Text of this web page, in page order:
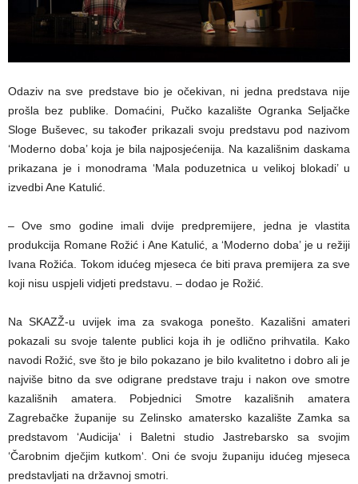
Odaziv na sve predstave bio je očekivan, ni jedna predstava nije
prošla bez publike. Domaćini, Pučko kazalište Ogranka Seljačke
Sloge Buševec, su također prikazali svoju predstavu pod nazivom
‘Moderno doba’ koja je bila najposjećenija. Na kazališnim daskama
prikazana je i monodrama ‘Mala poduzetnica u velikoj blokadi’ u
izvedbi Ane Katulić.
– Ove smo godine imali dvije predpremijere, jedna je vlastita
produkcija Romane Rožić i Ane Katulić, a ‘Moderno doba’ je u režiji
Ivana Rožića. Tokom idućeg mjeseca će biti prava premijera za sve
koji nisu uspjeli vidjeti predstavu. – dodao je Rožić.
Na SKAZŽ-u uvijek ima za svakoga ponešto. Kazališni amateri
pokazali su svoje talente publici koja ih je odlično prihvatila. Kako
navodi Rožić, sve što je bilo pokazano je bilo kvalitetno i dobro ali je
najviše bitno da sve odigrane predstave traju i nakon ove smotre
kazališnih amatera. Pobjednici Smotre kazališnih amatera
Zagrebačke županije su Zelinsko amatersko kazalište Zamka sa
predstavom ‘Audicija‘ i Baletni studio Jastrebarsko sa svojim
‘Čarobnim dječjim kutkom‘. Oni će svoju županiju idućeg mjeseca
predstavljati na državnoj smotri.